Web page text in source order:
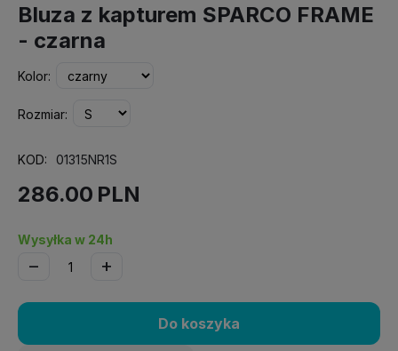
Bluza z kapturem SPARCO FRAME
- czarna
Kolor:
Rozmiar:
KOD: 01315NR1S
286.00 PLN
Wysyłka w 24h
+
−
Do koszyka